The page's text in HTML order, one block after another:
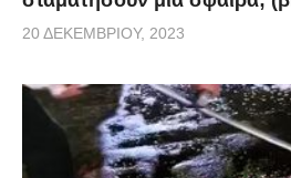
20 ΔΕΚΕΜΒΡΊΟΥ, 2023